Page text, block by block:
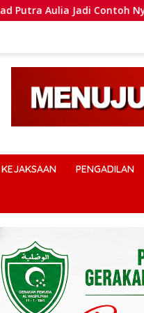
Dansatlat
KEJAKSAAN PENGADILAN